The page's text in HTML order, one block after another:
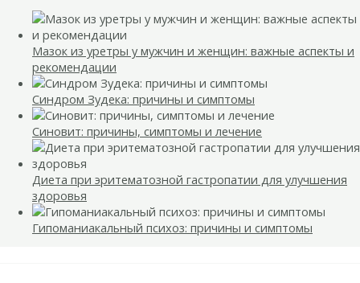
Мазок из уретры у мужчин и женщин: важные аспекты и
рекомендации
Синдром Зудека: причины и симптомы
Синовит: причины, симптомы и лечение
Диета при эритематозной гастропатии для улучшения
здоровья
Гипоманиакальный психоз: причины и симптомы